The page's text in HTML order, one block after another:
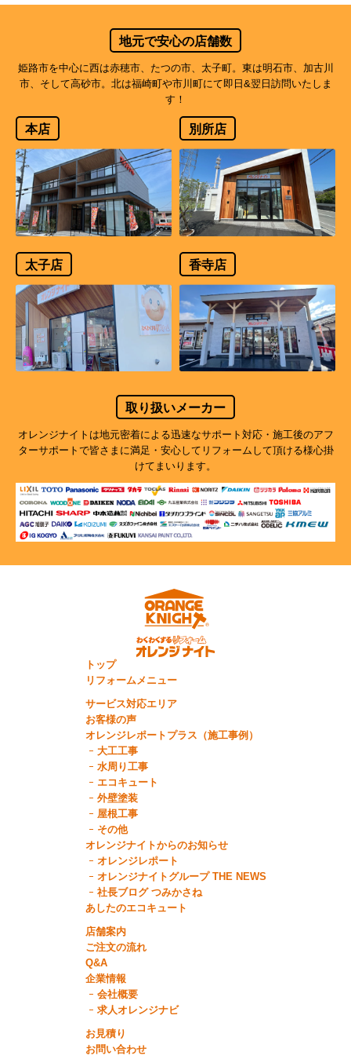
地元で安心の店舗数
姫路市を中心に西は赤穂市、たつの市、太子町。東は明石市、加古川
市、そして高砂市。北は福崎町や市川町にて即日&翌日訪問いたしま
す！
本店 別所店
太子店 香寺店
取り扱いメーカー
オレンジナイトは地元密着による迅速なサポート対応・施工後のアフ
ターサポートで皆さまに満足・安心してリフォームして頂ける様心掛
けてまいります。
トップ
リフォームメニュー
サービス対応エリア
お客様の声
オレンジレポートプラス（施工事例）
大工工事
水周り工事
エコキュート
外壁塗装
屋根工事
その他
オレンジナイトからのお知らせ
オレンジレポート
オレンジナイトグループ THE NEWS
社長ブログ つみかさね
あしたのエコキュート
店舗案内
ご注文の流れ
Q&A
企業情報
会社概要
求人オレンジナビ
お見積り
お問い合わせ